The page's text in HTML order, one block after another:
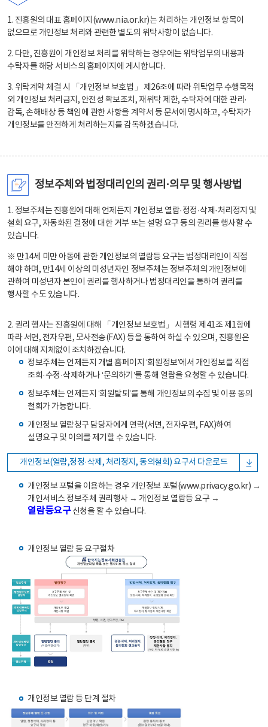
1. 진흥원의 대표 홈페이지(www.nia.or.kr)는 처리하는 개인정보 항목이
없으므로 개인정보 처리와 관련한 별도의 위탁사항이 없습니다.
2. 다만, 진흥원이 개인정보 처리를 위탁하는 경우에는 위탁업무의 내용과
수탁자를 해당 서비스의 홈페이지에 게시합니다.
3. 위탁계약 체결 시 「개인정보 보호법」 제26조에 따라 위탁업무 수행목적
외 개인정보 처리금지, 안전성 확보조치, 재위탁 제한, 수탁자에 대한 관리·
감독, 손해배상 등 책임에 관한 사항을 계약서 등 문서에 명시하고, 수탁자가
개인정보를 안전하게 처리하는지를 감독하겠습니다.
정보주체와 법정대리인의 권리·의무 및 행사방법
1. 정보주체는 진흥원에 대해 언제든지 개인정보 열람·정정·삭제·처리정지 및
철회 요구, 자동화된 결정에 대한 거부 또는 설명 요구 등의 권리를 행사할 수
있습니다.
※ 만14세 미만 아동에 관한 개인정보의 열람등 요구는 법정대리인이 직접
해야 하며, 만14세 이상의 미성년자인 정보주체는 정보주체의 개인정보에
관하여 미성년자 본인이 권리를 행사하거나 법정대리인을 통하여 권리를
행사할 수도 있습니다.
2. 권리 행사는 진흥원에 대해 「개인정보 보호법」 시행령 제41조 제1항에
따라 서면, 전자우편, 모사전송(FAX) 등을 통하여 하실 수 있으며, 진흥원은
이에 대해 지체없이 조치하겠습니다.
정보주체는 언제든지 개별 홈페이지 ‘회원정보’에서 개인정보를 직접
조회·수정·삭제하거나 ‘문의하기’를 통해 열람을 요청할 수 있습니다.
정보주체는 언제든지 ‘회원탈퇴’를 통해 개인정보의 수집 및 이용 동의
철회가 가능합니다.
개인정보 열람청구 담당자에게 연락(서면, 전자우편, FAX)하여
설명요구 및 이의를 제기할 수 있습니다.
개인정보(열람,정정·삭제, 처리정지, 동의철회) 요구서 다운로드
개인정보 포털을 이용하는 경우 개인정보 포털(www.privacy.go.kr) →
개인서비스 정보주체 권리행사 → 개인정보 열람등 요구 →
열람등요구신청을 할 수 있습니다.
개인정보 열람 등 요구절차
개인정보 열람 등 단계 절차